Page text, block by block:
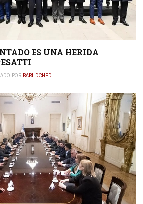
ES UNA HERIDA
POR BARILOCHED